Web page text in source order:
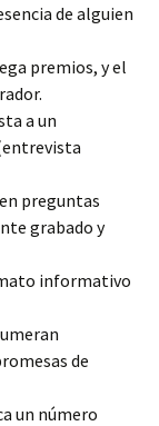
de alguien
premios, y el
a un
preguntas
grabado y
informativo
de
un número